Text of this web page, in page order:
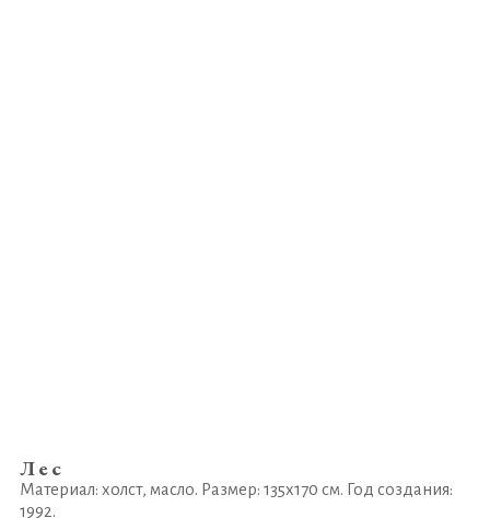
Лес
Материал: холст, масло. Размер: 135х170 см. Год создания:
1992.